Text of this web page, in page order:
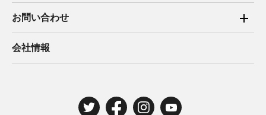
法人向け脱炭素サービス
住宅用太陽光売電 卒FIT
2025年
2024年
お問い合わせ
ご家庭向け電力サービス・卒FIT電気の売電
法人向け脱炭素サービス・新電力向けサービス
電気工事のお申込み
会社情報